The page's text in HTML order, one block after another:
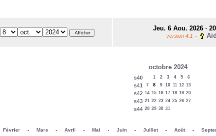
Jeu. 6 Aou. 2026-
version 4.1 -
octobre 2024
s40 1 2 3 4 5 6
s41 7 8 9 10 11 12 13
s42 14 15 16 17 18 19 20
s43 21 22 23 24 25 26 27
s44 28 29 30 31
Février- Mars - Avril - Mai - Juin- Juillet- Août-